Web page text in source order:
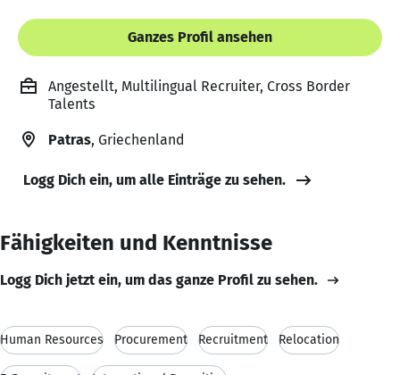
Ganzes Profil ansehen
Angestellt, Multilingual Recruiter, Cross Border
Talents
Patras, Griechenland
Logg Dich ein, um alle Einträge zu sehen.
Fähigkeiten und Kenntnisse
Logg Dich jetzt ein, um das ganze Profil zu sehen.
Human Resources Procurement Recruitment Relocation